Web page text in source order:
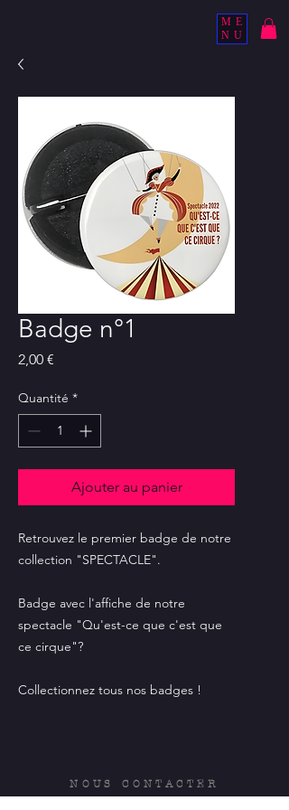
ME
NU
Badge n°1
2,00 €
Quantité *
Ajouter au panier
Retrouvez le premier badge de notre
collection "SPECTACLE".
Badge avec l'affiche de notre
spectacle "Qu'est-ce que c'est que
ce cirque"?
Collectionnez tous nos badges !
NOUS CONTACTER